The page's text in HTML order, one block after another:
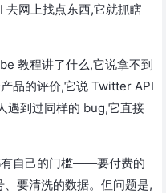
去网上找点东西,它就抓瞎
教程讲了什么,它说拿不到
品的评价,它说 Twitter API
遇到过同样的 bug,它直接
有自己的门槛——要付费的
要清洗的数据。但问题是,